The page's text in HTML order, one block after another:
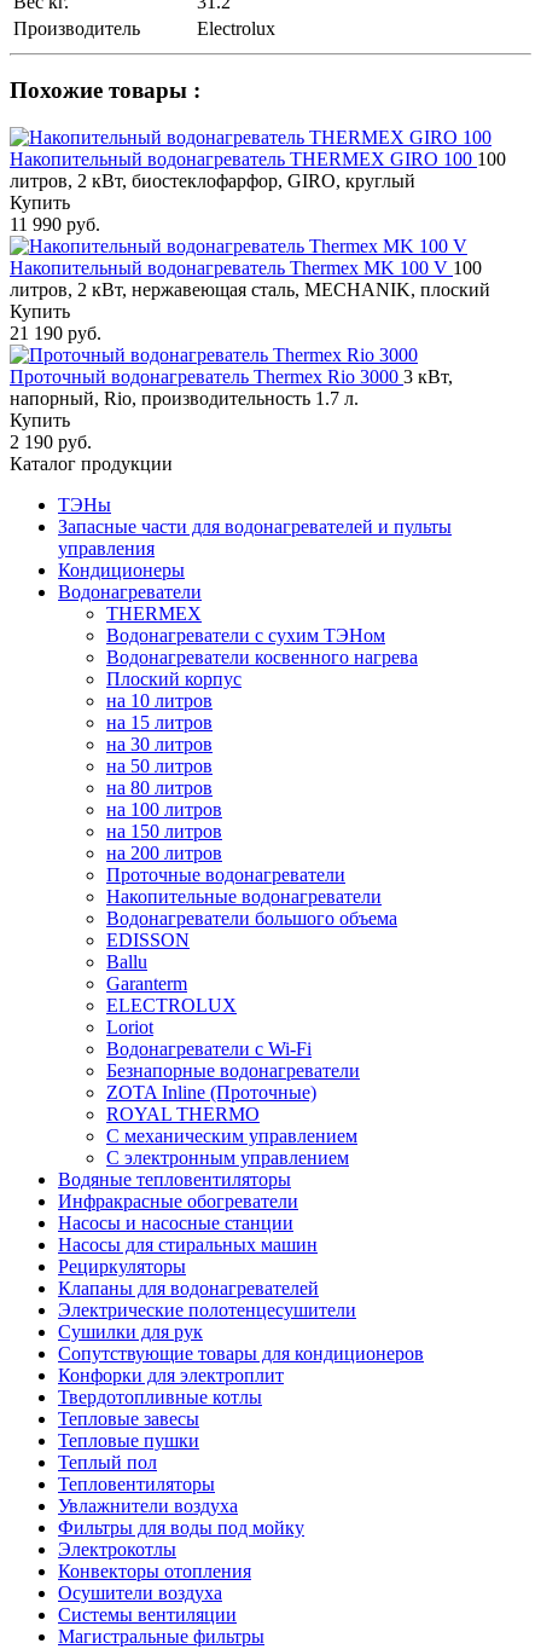
Производитель
Electrolux
Похожие товары :
Накопительный водонагреватель THERMEX GIRO 100 100
литров, 2 кВт, биостеклофарфор, GIRO, круглый
Купить
11 990 руб.
Накопительный водонагреватель Thermex MK 100 V 100
литров, 2 кВт, нержавеющая сталь, MECHANIK, плоский
Купить
21 190 руб.
Проточный водонагреватель Thermex Rio 3000 3 кВт,
напорный, Rio, производительность 1.7 л.
Купить
2 190 руб.
Каталог продукции
ТЭНы
Запасные части для водонагревателей и пульты
управления
Кондиционеры
Водонагреватели
THERMEX
Водонагреватели с сухим ТЭНом
Водонагреватели косвенного нагрева
Плоский корпус
на 10 литров
на 15 литров
на 30 литров
на 50 литров
на 80 литров
на 100 литров
на 150 литров
на 200 литров
Проточные водонагреватели
Накопительные водонагреватели
Водонагреватели большого объема
EDISSON
Ballu
Garanterm
ELECTROLUX
Loriot
Водонагреватели с Wi-Fi
Безнапорные водонагреватели
ZOTA Inline (Проточные)
ROYAL THERMO
С механическим управлением
С электронным управлением
Водяные тепловентиляторы
Инфракрасные обогреватели
Насосы и насосные станции
Насосы для стиральных машин
Рециркуляторы
Клапаны для водонагревателей
Электрические полотенцесушители
Сушилки для рук
Сопутствующие товары для кондиционеров
Конфорки для электроплит
Твердотопливные котлы
Тепловые завесы
Тепловые пушки
Теплый пол
Тепловентиляторы
Увлажнители воздуха
Фильтры для воды под мойку
Электрокотлы
Конвекторы отопления
Осушители воздуха
Системы вентиляции
Магистральные фильтры